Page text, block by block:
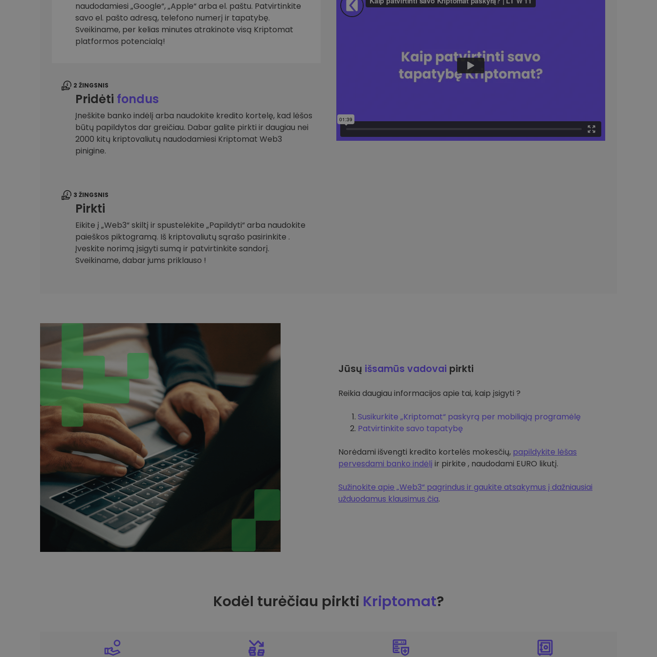
Investicijų tyrinėtojas
Rask savo kripto strategiją
naudodamiesi „Google“, „Apple“ arba el. paštu. Patvirtinkite
savo el. pašto adresą, telefono numerį ir tapatybę.
Sveikiname, per kelias minutes atrakinote visą Kriptomat
platformos potencialą!
2 ŽINGSNIS
Pridėti fondus
Įneškite banko indėlį arba naudokite kredito kortelę, kad lėšos
būtų papildytos dar greičiau. Dabar galite pirkti ir daugiau nei
2000 kitų kriptovaliutų naudodamiesi Kriptomat Web3
pinigine.
3 ŽINGSNIS
Pirkti
Eikite į „Web3“ skiltį ir spustelėkite „Papildyti“ arba naudokite
paieškos piktogramą. Iš kriptovaliutų sąrašo pasirinkite .
Įveskite norimą įsigyti sumą ir patvirtinkite sandorį.
Sveikiname, dabar jums priklauso !
Jūsų išsamūs vadovai pirkti
Reikia daugiau informacijos apie tai, kaip įsigyti ?
Susikurkite „Kriptomat“ paskyrą per mobiliąją programėlę
Patvirtinkite savo tapatybę
Norėdami išvengti kredito kortelės mokesčių, papildykite lėšas
pervesdami banko indėlį ir pirkite , naudodami EURO likutį.
Sužinokite apie „Web3“ pagrindus ir gaukite atsakymus į dažniausiai
užduodamus klausimus čia.
Kodėl turėčiau pirkti Kriptomat?